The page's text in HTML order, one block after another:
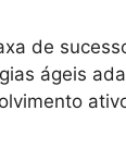
de
ágeis